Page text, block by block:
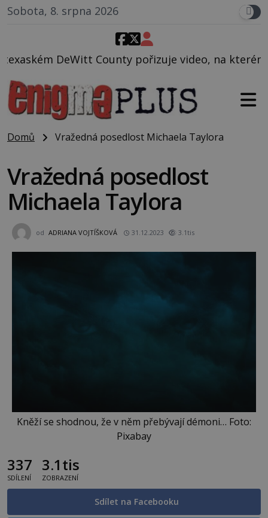
Sobota, 8. srpna 2026
pořizuje video, na kterém před jeho vozem po
Domů Vražedná posedlost Michaela Taylora
Vražedná posedlost
Michaela Taylora
od ADRIANA VOJTÍŠKOVÁ 31.12.2023 3.1tis
Kněží se shodnou, že v něm přebývají démoni… Foto:
Pixabay
337
SDÍLENÍ
3.1tis
ZOBRAZENÍ
Sdílet na Facebooku